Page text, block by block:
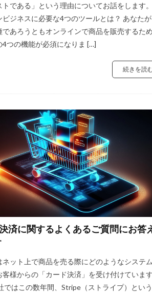
トである」という理由についてお話をします
ビジネスに必要な4つのツールとは？ あなた
であろうともオンラインで商品を販売するた
4つの機能が必須になりま […]
続きを読
済に関するよくあるご質問にお答
ネット上で商品を売る際にどのようなシステ
客様からの「カード決済」を受け付けています
ではこの数年間、Stripe（ストライプ）とい